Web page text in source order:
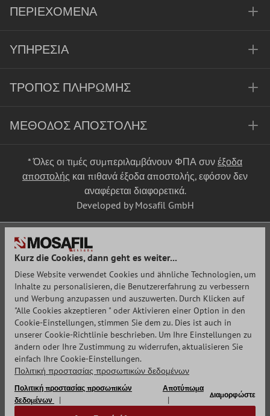
ΠΕΡΙΕΧΌΜΕΝΑ
ΥΠΗΡΕΣΊΑ
ΤΡΌΠΟΣ ΠΛΗΡΩΜΉΣ
ΜΈΘΟΔΟΣ ΑΠΟΣΤΟΛΉΣ
* Όλες οι τιμές συμπεριλαμβάνουν ΦΠΑ συν έξοδα
αποστολής και πιθανά έξοδα αποστολής, εφόσον δεν
αναφέρεται διαφορετικά.
Developed by Mosafil GmbH
Kurz die Cookies, dann geht es weiter...
Diese Website verwendet Cookies und ähnliche Technologien, um
Inhalte zu personalisieren, die Benutzererfahrung zu verbessern
und Werbung anzupassen und auszuwerten. Durch Klicken auf
"Alle Cookies akzeptieren " oder Aktivieren einer Option in den
Cookie-Einstellungen, stimmen Sie dem zu. Dies ist auch in
unserer Cookie-Richtlinie beschrieben. Um Ihre Einstellungen zu
ändern oder Ihre Zustimmung zu widerrufen, aktualisieren Sie
einfach Ihre Cookie-Einstellungen.
Πολιτική προστασίας προσωπικών δεδομένων
Πολιτική προστασίας προσωπικών
δεδομένων
Αποτύπωμα
Διαμορφώστε